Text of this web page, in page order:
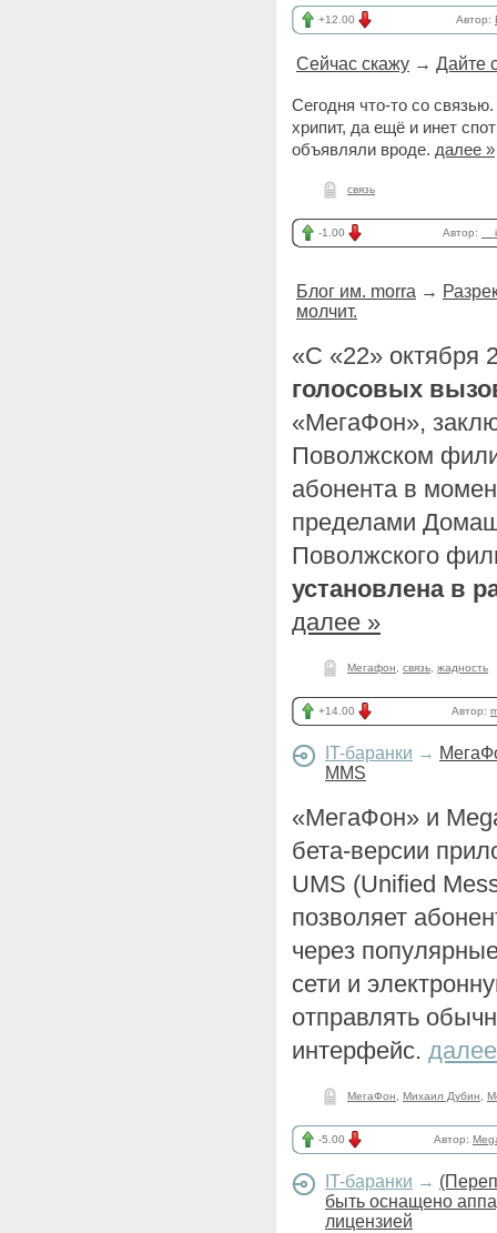
+12.00 Автор:
Сейчас скажу → Дайте
Сегодня что-то со
хрипит, да ещё и инет
объявляли вроде. далее »
связь
-1.00 Автор: __i
Блог им. morra →
молчит.
«С «22» октября
голосовых
«МегаФон»,
Поволжском
абонента в
пределами
Поволжского
установлена в
далее »
Мегафон связь жадность
+14.00 Автор:
IT-баранки →
MMS
«МегаФон» и
бета-версии
UMS (Unified
позволяет
через
сети и
отправлять
интерфейс.
МегаФон Михаил Дубин
-5.00 Автор:
IT-баранки →
быть оснащено
лицензией